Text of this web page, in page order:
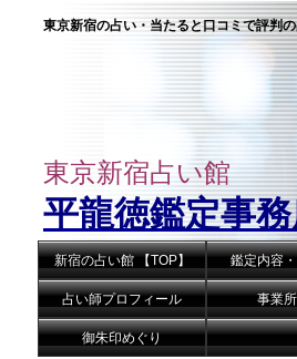
東京新宿の占い・当たると口コミで評判
東京新宿占い館
平龍徳鑑定事
新宿の占い館 【TOP】 鑑定内容
占い師プロフィール 事業
御朱印めぐり